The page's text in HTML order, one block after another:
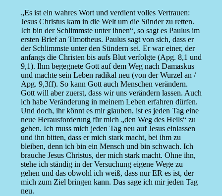
„Es ist ein wahres Wort und verdient volles Vertrauen:
Jesus Christus kam in die Welt um die Sünder zu retten.
Ich bin der Schlimmste unter ihnen“, so sagt es Paulus im
ersten Brief an Timotheus. Paulus sagt von sich, dass er
der Schlimmste unter den Sündern sei. Er war einer, der
anfangs die Christen bis aufs Blut verfolgte (Apg. 8,1 und
9,1). Ihm begegnete Gott auf dem Weg nach Damaskus
und machte sein Leben radikal neu (von der Wurzel an /
Apg. 9,3ff). So kann Gott auch Menschen verändern.
Gott will aber zuerst, dass wir uns verändern lassen. Auch
ich habe Veränderung in meinem Leben erfahren dürfen.
Und doch, ihr könnt es mir glauben, ist es jeden Tag eine
neue Herausforderung für mich „den Weg des Heils“ zu
gehen. Ich muss mich jeden Tag neu auf Jesus einlassen
und ihn bitten, dass er mich stark macht, bei ihm zu
bleiben, denn ich bin ein Mensch und bin schwach. Ich
brauche Jesus Christus, der mich stark macht. Ohne ihn,
stehe ich ständig in der Versuchung eigene Wege zu
gehen und das obwohl ich weiß, dass nur ER es ist, der
mich zum Ziel bringen kann. Das sage ich mir jeden Tag
neu.